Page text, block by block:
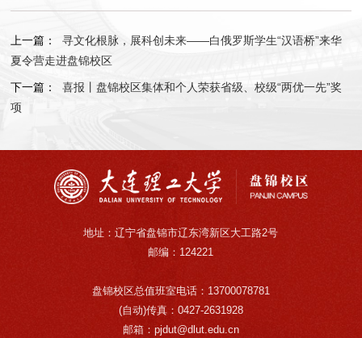
上一篇：
寻文化根脉，展科创未来——白俄罗斯学生“汉语桥”来华
夏令营走进盘锦校区
下一篇：
喜报丨盘锦校区集体和个人荣获省级、校级“两优一先”奖
项
地址：辽宁省盘锦市辽东湾新区大工路2号
邮编：124221
盘锦校区总值班室电话：13700078781
(自动)传真：0427-2631928
邮箱：pjdut@dlut.edu.cn